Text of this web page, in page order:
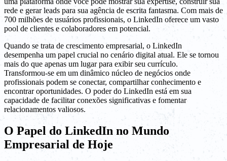
rede e gerar leads para sua agência de escrita fantasma. Com mais de
700 milhões de usuários profissionais, o LinkedIn oferece um vasto
pool de clientes e colaboradores em potencial.
Quando se trata de crescimento empresarial, o LinkedIn
desempenha um papel crucial no cenário digital atual. Ele se tornou
mais do que apenas um lugar para exibir seu currículo.
Transformou-se em um dinâmico núcleo de negócios onde
profissionais podem se conectar, compartilhar conhecimento e
encontrar oportunidades. O poder do LinkedIn está em sua
capacidade de facilitar conexões significativas e fomentar
relacionamentos valiosos.
O Papel do LinkedIn no Mundo
Empresarial de Hoje